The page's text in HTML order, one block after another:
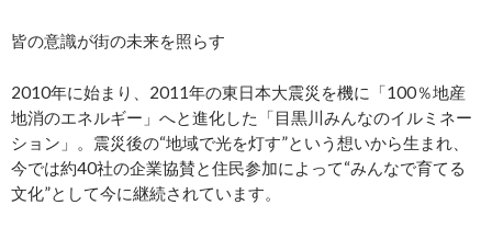
皆の意識が街の未来を照らす
2010年に始まり、2011年の東日本大震災を機に「100％地産
地消のエネルギー」へと進化した「目黒川みんなのイルミネー
ション」。震災後の“地域で光を灯す”という想いから生まれ、
今では約40社の企業協賛と住民参加によって“みんなで育てる
文化”として今に継続されています。